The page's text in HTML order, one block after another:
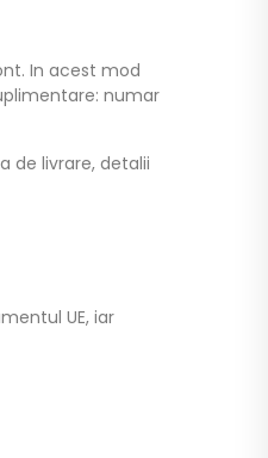
In acest mod
numar
de livrare, detalii
UE, iar